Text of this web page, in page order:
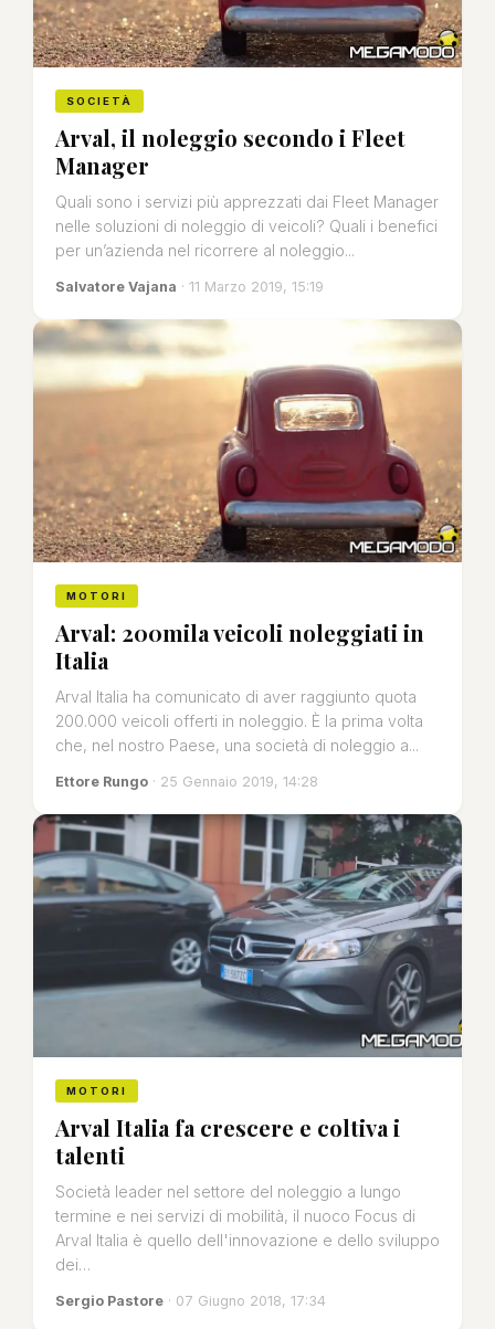
SOCIETÀ
Arval, il noleggio secondo i Fleet
Manager
Quali sono i servizi più apprezzati dai Fleet Manager
nelle soluzioni di noleggio di veicoli? Quali i benefici
per un’azienda nel ricorrere al noleggio...
Salvatore Vajana · 11 Marzo 2019, 15:19
MOTORI
Arval: 200mila veicoli noleggiati in
Italia
Arval Italia ha comunicato di aver raggiunto quota
200.000 veicoli offerti in noleggio. È la prima volta
che, nel nostro Paese, una società di noleggio a...
Ettore Rungo · 25 Gennaio 2019, 14:28
MOTORI
Arval Italia fa crescere e coltiva i
talenti
Società leader nel settore del noleggio a lungo
termine e nei servizi di mobilità, il nuoco Focus di
Arval Italia è quello dell'innovazione e dello sviluppo
dei…
Sergio Pastore · 07 Giugno 2018, 17:34